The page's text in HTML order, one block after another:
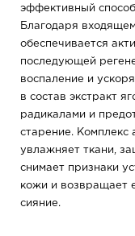
эффективный
Благодаря
обеспечивается
последующей
воспаление и
в состав экстракт
радикалами и
старение. Комплекс
увлажняет ткани,
снимает признаки
кожи и возвращает
сияние.